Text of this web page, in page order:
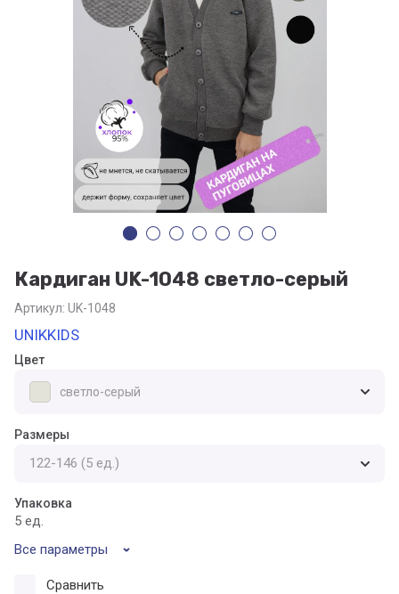
Кардиган UK-1048 светло-серый
Артикул: UK-1048
UNIKKIDS
Цвет
светло-серый
Размеры
Упаковка
5 ед.
Все параметры
Сравнить